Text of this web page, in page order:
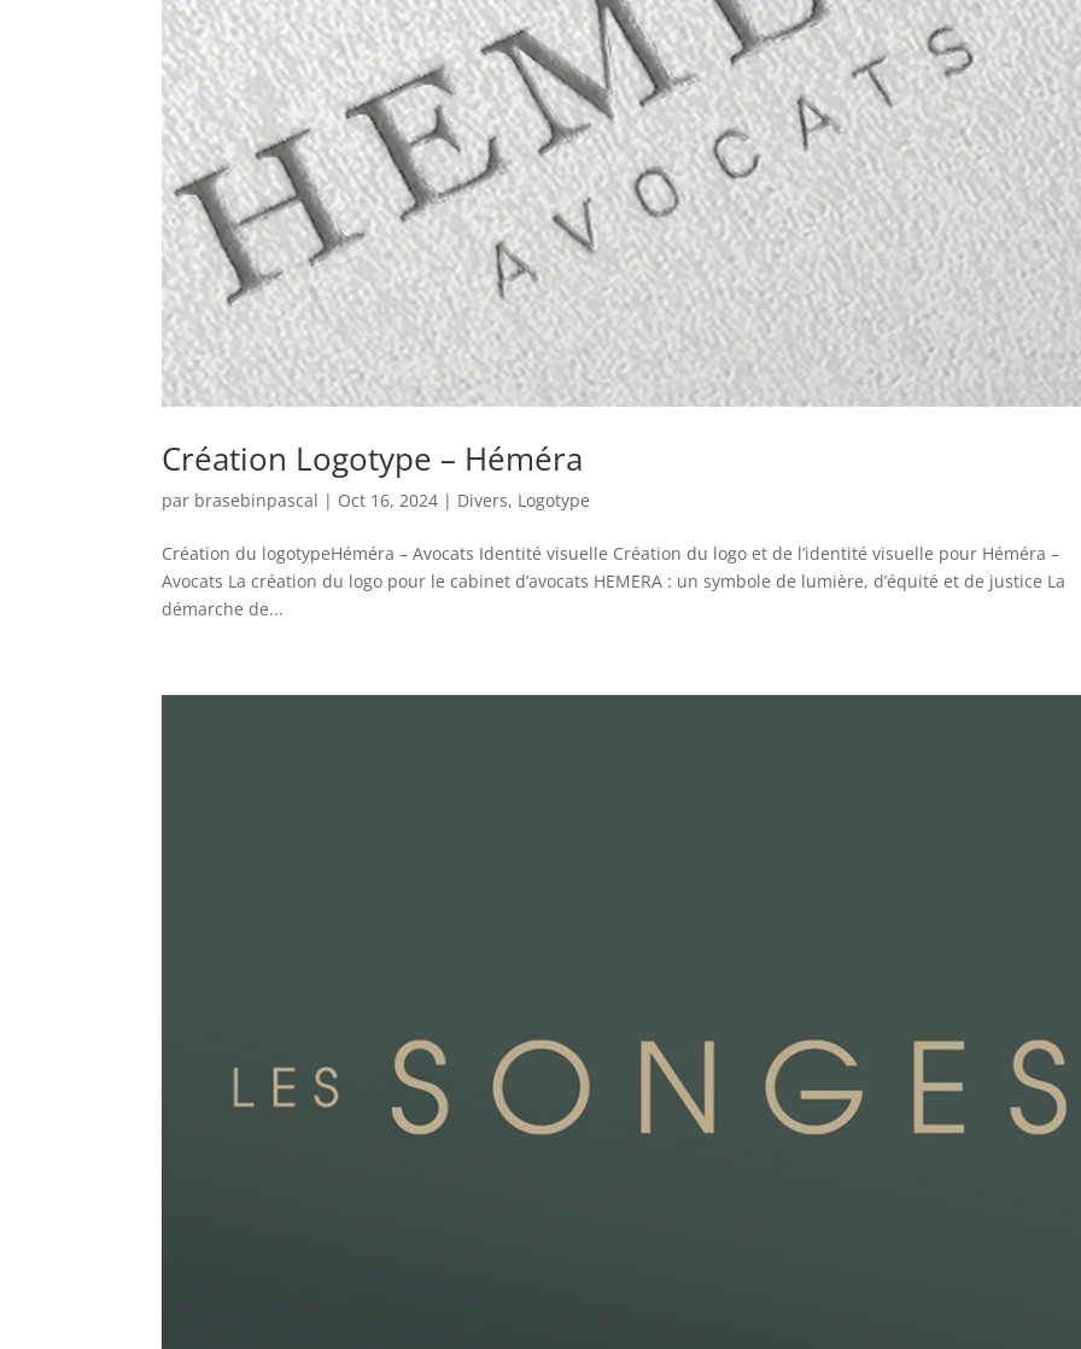
Création Logotype – Héméra
par brasebinpascal | Oct 16, 2024 | Divers, Logotype
Création du logotypeHéméra – Avocats Identité visuelle Création du logo et de l’identité visuelle pour Héméra –
Avocats La création du logo pour le cabinet d’avocats HEMERA : un symbole de lumière, d’équité et de justice La
démarche de...